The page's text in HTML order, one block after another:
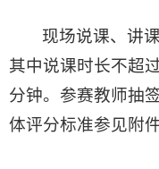
现场说课、讲
其中说课时长不超
分钟。参赛教师抽
体评分标准参见附件